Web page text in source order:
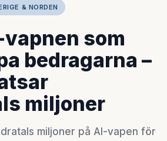
& NORDEN
vapnen som
bedragarna –
miljoner
miljoner på AI-vapen för